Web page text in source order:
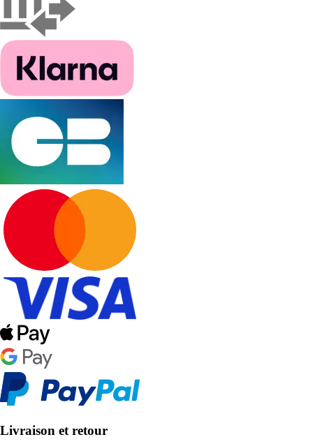
Livraison et retour